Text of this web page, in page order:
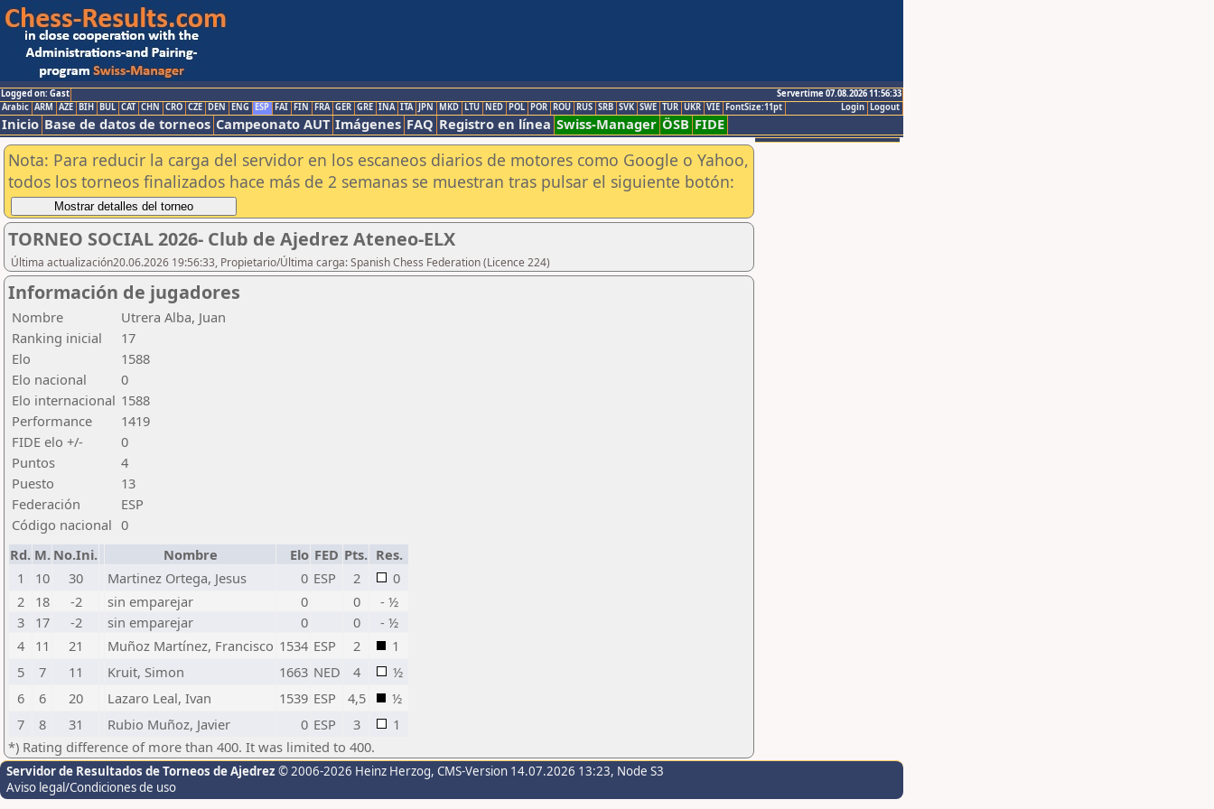
Logged on: Gast
Servertime 07.08.2026 11:56:33
Logout
Login
Arabic ARM AZE BIH BUL CAT CHN CRO CZE DEN ENG ESP FAI FIN FRA GER GRE INA ITA JPN MKD LTU NED POL POR ROU RUS SRB SVK SWE TUR UKR VIE FontSize:11pt
Inicio Base de datos de torneos Campeonato AUT Imágenes FAQ Registro en línea Swiss-Manager ÖSB FIDE
Nota: Para reducir la carga del servidor en los escaneos diarios de motores como Google o Yahoo,
todos los torneos finalizados hace más de 2 semanas se muestran tras pulsar el siguiente botón:
TORNEO SOCIAL 2026- Club de Ajedrez Ateneo-ELX
Última actualización20.06.2026 19:56:33, Propietario/Última carga: Spanish Chess Federation (Licence 224)
Información de jugadores
Nombre
Utrera Alba, Juan
Ranking inicial
17
Elo
1588
Elo nacional
0
Elo internacional 1588
Performance
1419
FIDE elo +/-
0
Puntos
4
Puesto
13
Federación
ESP
Código nacional 0
Rd. M. No.Ini. Nombre Elo FED Pts. Res.
1
10 30 Martinez Ortega, Jesus 0 ESP 2
0
2
18 -2 sin emparejar 0 0
- ½
3
17 -2 sin emparejar 0 0
- ½
4
11 21 Muñoz Martínez, Francisco 1534 ESP 2
1
5
7 11 Kruit, Simon 1663 NED 4
½
6
6 20 Lazaro Leal, Ivan 1539 ESP 4,5
½
7
8 31 Rubio Muñoz, Javier 0 ESP 3
1
*) Rating difference of more than 400. It was limited to 400.
Servidor de Resultados de Torneos de Ajedrez © 2006-2026 Heinz Herzog, CMS-Version 14.07.2026 13:23, Node S3
Aviso legal/Condiciones de uso